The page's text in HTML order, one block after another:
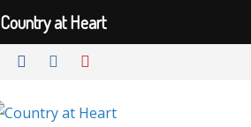
Country at Heart